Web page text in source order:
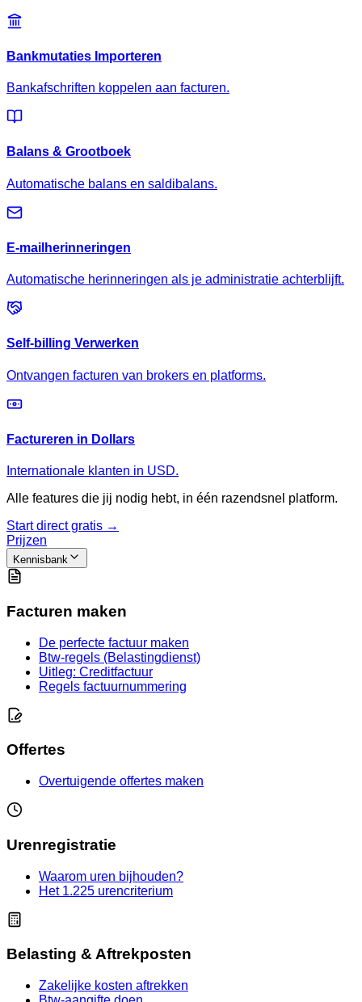
Bankmutaties Importeren
Bankafschriften koppelen aan facturen.
Balans & Grootboek
Automatische balans en saldibalans.
E-mailherinneringen
Automatische herinneringen als je administratie achterblijft.
Self-billing Verwerken
Ontvangen facturen van brokers en platforms.
Factureren in Dollars
Internationale klanten in USD.
Alle features die jij nodig hebt, in één razendsnel platform.
Start direct gratis →
Prijzen
Kennisbank
Facturen maken
De perfecte factuur maken
Btw-regels (Belastingdienst)
Uitleg: Creditfactuur
Regels factuurnummering
Offertes
Overtuigende offertes maken
Urenregistratie
Waarom uren bijhouden?
Het 1.225 urencriterium
Belasting & Aftrekposten
Zakelijke kosten aftrekken